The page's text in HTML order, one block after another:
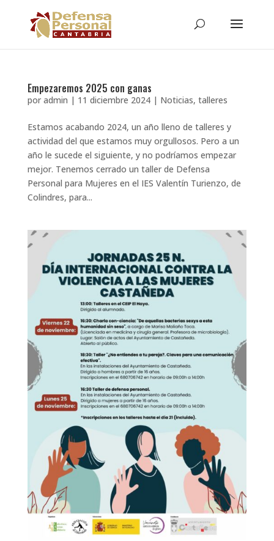
Empezaremos 2025 con ganas
por admin | 11 diciembre 2024| Noticias, talleres
Estamos acabando 2024, un año lleno de talleres y
actividad del que estamos muy orgullosos. Pero a un
año le sucede el siguiente, y no podríamos empezar
mejor. Tenemos cerrado un taller de Defensa
Personal para Mujeres en el IES Valentín Turienzo, de
Colindres, para...